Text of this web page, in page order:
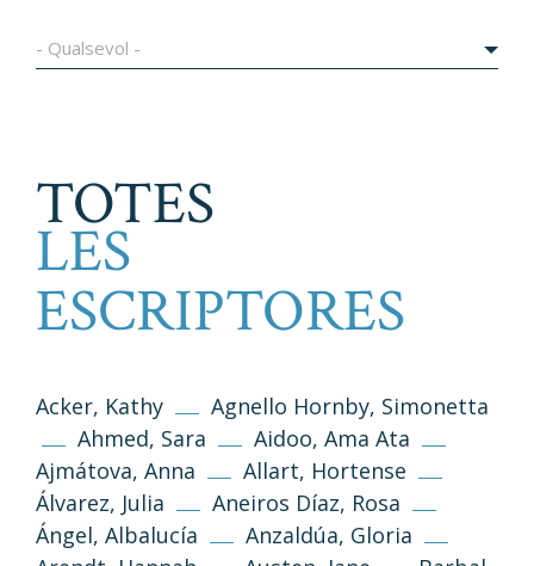
- Qualsevol -
TOTES
LES
ESCRIPTORES
Acker, Kathy
Agnello Hornby, Simonetta
Ahmed, Sara
Aidoo, Ama Ata
Ajmátova, Anna
Allart, Hortense
Álvarez, Julia
Aneiros Díaz, Rosa
Ángel, Albalucía
Anzaldúa, Gloria